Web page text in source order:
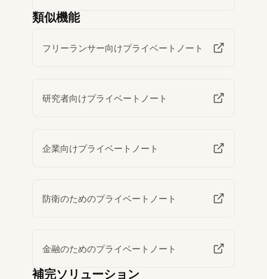
類似機能
フリーランサー向けプライベートノート
研究者向けプライベートノート
企業向けプライベートノート
防衛のためのプライベートノート
金融のためのプライベートノート
補完ソリューション